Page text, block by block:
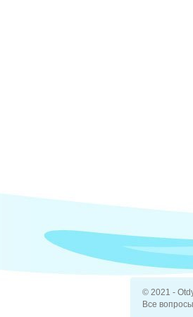
© 2021 -
Все